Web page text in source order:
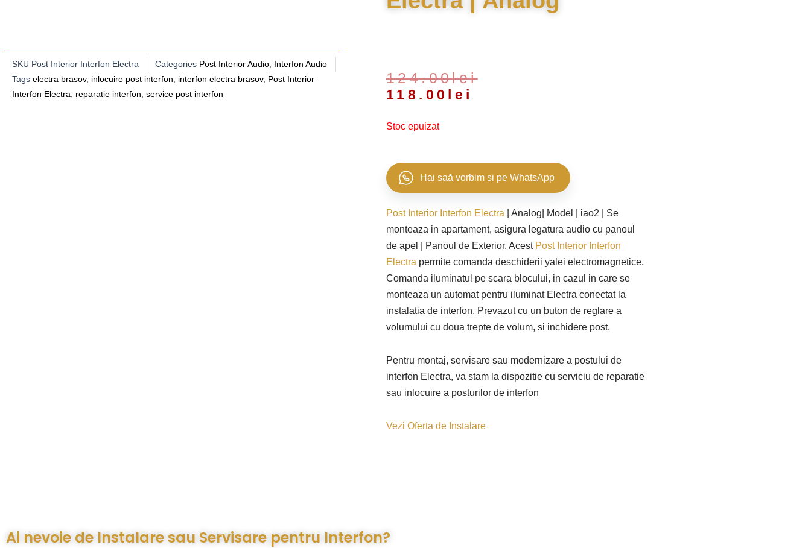
SKU Post Interior Interfon Electra Categories Post Interior Audio Interfon Audio
Tags electra brasov, inlocuire post interfon interfon electra brasov, Post Interior
Interfon Electra
reparatie interfon service post interfon
124.00lei
Prețul
inițial
fost:
118.00 lei
Prețul
curent
118.00lei.
Stoc epuizat
Hai saă vorbim si pe WhatsApp
Post Interior Interfon Electra | Analog| Model | iao2 | Se
monteaza in apartament, asigura legatura audio cu panoul
de apel | Panoul de Exterior. Acest Post Interior Interfon
Electra permite comanda deschiderii yalei electromagnetice.
Comanda iluminatul pe scara blocului, in cazul in care se
monteaza un automat pentru iluminat Electra conectat la
instalatia de interfon. Prevazut cu un buton de reglare a
volumului cu doua trepte de volum, si inchidere post.
Pentru montaj, servisare sau modernizare a postului de
interfon Electra, va stam la dispozitie cu serviciu de reparatie
sau inlocuire a posturilor de interfon
Vezi Oferta de Instalare
Ai nevoie de Instalare sau Servisare pentru Interfon?